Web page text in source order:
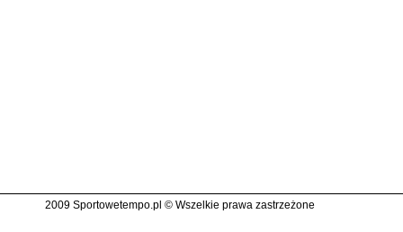
2009 Sportowetempo.pl © Wszelkie prawa zastrzeżone